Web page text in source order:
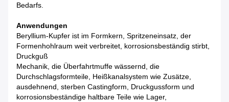
Bedarfs.
Anwendungen
Beryllium-Kupfer ist im Formkern, Spritzeneinsatz, der
Formenhohlraum weit verbreitet, korrosionsbeständig stirbt,
Druckguß
Mechanik, die Überfahrtmuffe wässernd, die
Durchschlagsformteile, Heißkanalsystem wie Zusätze,
ausdehnend, sterben Castingform, Druckgussform und
korrosionsbeständige haltbare Teile wie Lager,